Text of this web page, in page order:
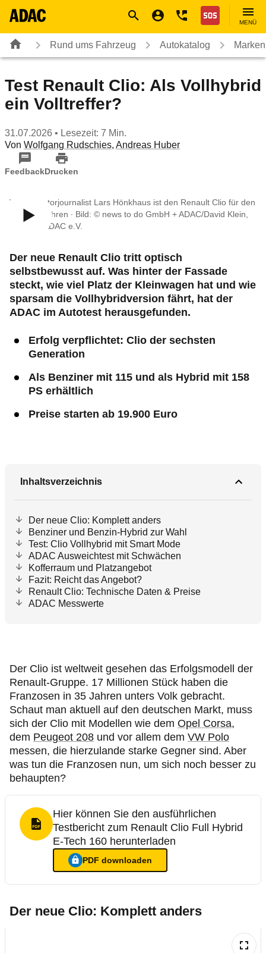
Nothilfe
MENÜ
Rund ums Fahrzeug Autokatalog
Test Renault Clio: Als Vollhybrid
ein Volltreffer?
31.07.2026 • Lesezeit: 7 Min.
Von Wolfgang Rudschies, Andreas Huber
FeedbackDrucken
Video: Motorjournalist Lars Hönkhaus ist den Renault Clio für den
ADAC gefahren ∙ Bild: © news to do GmbH + ADAC/David Klein,
Video: © ADAC e.V.
Der neue Renault Clio tritt optisch
selbstbewusst auf. Was hinter der Fassade
steckt, wie viel Platz der Kleinwagen hat und wie
sparsam die Vollhybridversion fährt, hat der
ADAC im Autotest herausgefunden.
Erfolg verpflichtet: Clio der sechsten
Generation
Als Benziner mit 115 und als Hybrid mit 158
PS erhältlich
Preise starten ab 19.900 Euro
Inhaltsverzeichnis
Der neue Clio: Komplett anders
Benziner und Benzin-Hybrid zur Wahl
Test: Clio Vollhybrid mit Smart Mode
ADAC Ausweichtest mit Schwächen
Kofferraum und Platzangebot
Fazit: Reicht das Angebot?
Renault Clio: Technische Daten & Preise
ADAC Messwerte
Der Clio ist weltweit gesehen das Erfolgsmodell der
Renault-Gruppe. 17 Millionen Stück haben die
Franzosen in 35 Jahren unters Volk gebracht.
Schaut man aktuell auf den deutschen Markt, muss
sich der Clio mit Modellen wie dem Opel Corsa,
dem Peugeot 208 und vor allem dem VW Polo
messen, die hierzulande starke Gegner sind. Aber
was tun die Franzosen nun, um sich noch besser zu
behaupten?
PDF Format
Hier können Sie den ausführlichen
Testbericht zum Renault Clio Full Hybrid
E-Tech 160 herunterladen
Ein Login ist nötig für
PDF downloaden
Hier können Sie den ausführlichen
Der neue Clio: Komplett anders